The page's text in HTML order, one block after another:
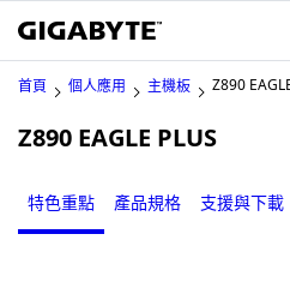
首頁 個人應用 主機板 Z890
Z890 EAGLE PLUS
特色重點 產品規格 支援與下載